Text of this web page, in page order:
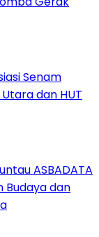
Senam
dan HUT
ASBADATA
Budaya dan